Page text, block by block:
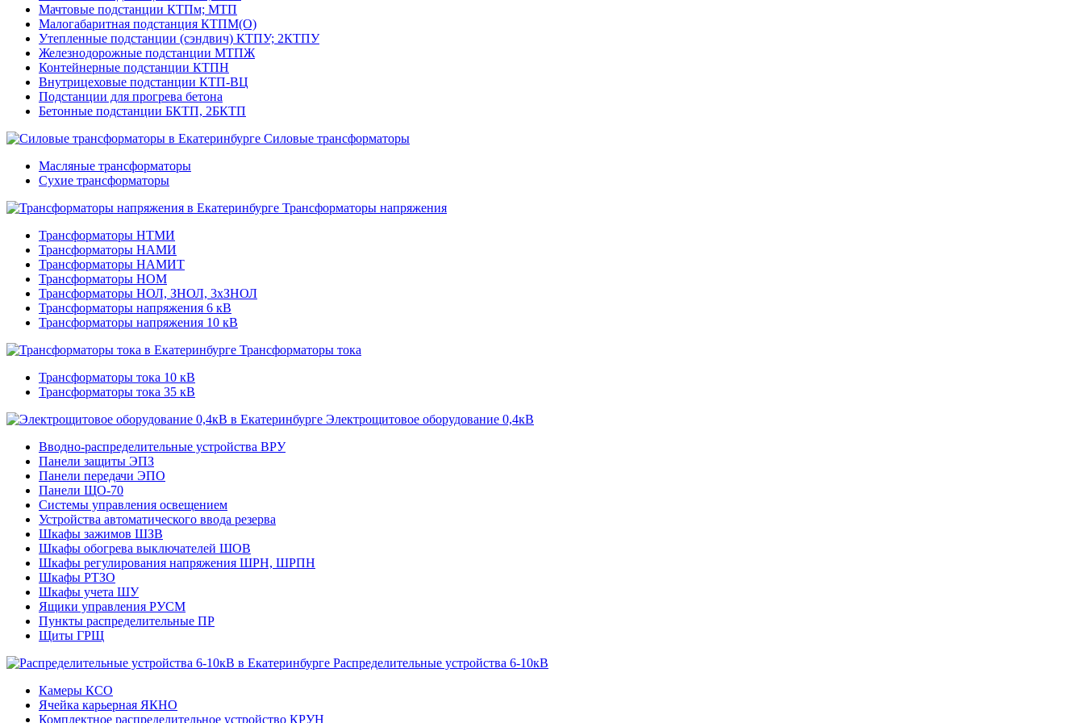
Мачтовые подстанции КТПм; МТП
Малогабаритная подстанция КТПМ(О)
Утепленные подстанции (сэндвич) КТПУ; 2КТПУ
Железнодорожные подстанции МТПЖ
Контейнерные подстанции КТПН
Внутрицеховые подстанции КТП-ВЦ
Подстанции для прогрева бетона
Бетонные подстанции БКТП, 2БКТП
Силовые трансформаторы
Масляные трансформаторы
Сухие трансформаторы
Трансформаторы напряжения
Трансформаторы НТМИ
Трансформаторы НАМИ
Трансформаторы НАМИТ
Трансформаторы НОМ
Трансформаторы НОЛ, ЗНОЛ, 3хЗНОЛ
Трансформаторы напряжения 6 кВ
Трансформаторы напряжения 10 кВ
Трансформаторы тока
Трансформаторы тока 10 кВ
Трансформаторы тока 35 кВ
Электрощитовое оборудование 0,4кВ
Вводно-распределительные устройства ВРУ
Панели защиты ЭПЗ
Панели передачи ЭПО
Панели ЩО-70
Системы управления освещением
Устройства автоматического ввода резерва
Шкафы зажимов ШЗВ
Шкафы обогрева выключателей ШОВ
Шкафы регулирования напряжения ШРН, ШРПН
Шкафы РТЗО
Шкафы учета ШУ
Ящики управления РУСМ
Пункты распределительные ПР
Щиты ГРЩ
Распределительные устройства 6-10кВ
Камеры КСО
Ячейка карьерная ЯКНО
Комплектное распределительное устройство КРУН